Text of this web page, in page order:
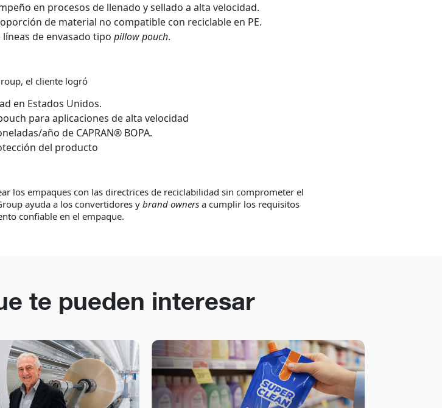
en procesos de llenado y sellado a alta velocidad.
de material no compatible con reciclable en PE.
de envasado tipo pillow pouch.
el cliente logró
en Estados Unidos.
para aplicaciones de alta velocidad
año de CAPRAN® BOPA.
del producto
los empaques con las directrices de reciclabilidad sin comprometer el
ayuda a los convertidores y brand owners a cumplir los requisitos
confiable en el empaque.
te pueden interesar